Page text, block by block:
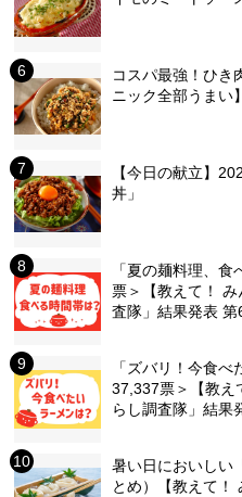
コスパ最強！ひき
ニック全部うまい】
【今日の献立】
丼」
「夏の麺料理、
票＞【教えて！
査隊」結果発表 第
「ズバリ！今食
37,337票＞【教え
らし調査隊」結果
暑い日においしい
とめ）【教えて！